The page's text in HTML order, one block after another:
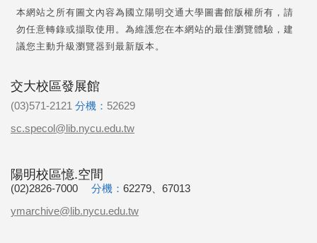
本網站之所有圖文內容為國立陽明交通大學圖書館版權所有，請
勿任意轉錄或擷取使用。為維護您在本網站的最佳瀏覽體驗，建
議您主動升級瀏覽器到最新版本。
交大校區發展館
(03)571-2121 分機： 52629
sc.specol@lib.nycu.edu.tw
陽明校區憶.空間
(02)2826-7000 分機： 62279、67013
ymarchive@lib.nycu.edu.tw